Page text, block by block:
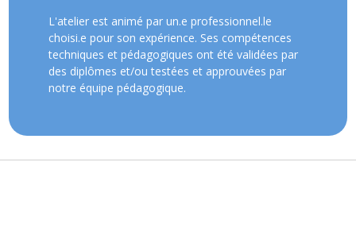
L'atelier est animé par un.e professionnel.le
choisi.e pour son expérience. Ses compétences
techniques et pédagogiques ont été validées par
des diplômes et/ou testées et approuvées par
notre équipe pédagogique.